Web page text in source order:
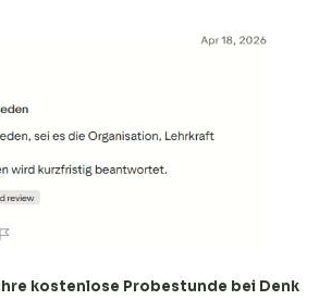
kostenlose Probestunde bei Denk